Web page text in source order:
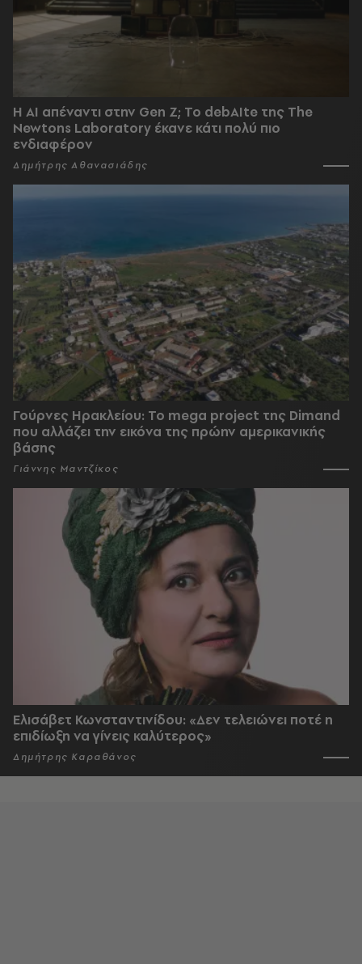
Η AI απέναντι στην Gen Z; Το debAIte της The
Newtons Laboratory έκανε κάτι πολύ πιο
ενδιαφέρον
Δημήτρης Αθανασιάδης
Γούρνες Ηρακλείου: To mega project της Dimand
που αλλάζει την εικόνα της πρώην αμερικανικής
βάσης
Γιάννης Μαντζίκος
Ελισάβετ Κωνσταντινίδου: «Δεν τελειώνει ποτέ η
επιδίωξη να γίνεις καλύτερος»
Δημήτρης Καραθάνος